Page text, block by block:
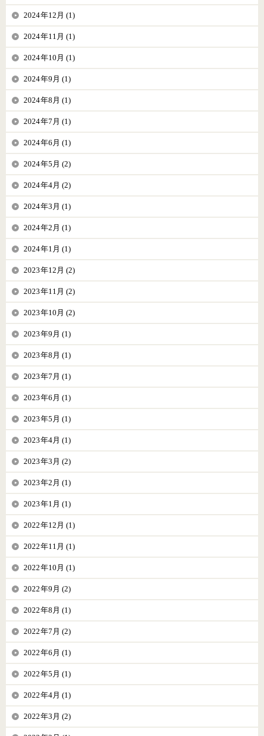
2024年12月 (1)
2024年11月 (1)
2024年10月 (1)
2024年9月 (1)
2024年8月 (1)
2024年7月 (1)
2024年6月 (1)
2024年5月 (2)
2024年4月 (2)
2024年3月 (1)
2024年2月 (1)
2024年1月 (1)
2023年12月 (2)
2023年11月 (2)
2023年10月 (2)
2023年9月 (1)
2023年8月 (1)
2023年7月 (1)
2023年6月 (1)
2023年5月 (1)
2023年4月 (1)
2023年3月 (2)
2023年2月 (1)
2023年1月 (1)
2022年12月 (1)
2022年11月 (1)
2022年10月 (1)
2022年9月 (2)
2022年8月 (1)
2022年7月 (2)
2022年6月 (1)
2022年5月 (1)
2022年4月 (1)
2022年3月 (2)